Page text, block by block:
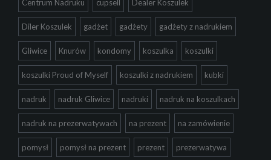
Centrum Nadruku cupsell Dealer Koszulek
Diler Koszulek gadżet gadżety gadżety z nadrukiem
Gliwice Knurów kondomy koszulka koszulki
koszulki Proud of Myself koszulki z nadrukiem kubki
nadruk nadruk Gliwice nadruki nadruk na koszulkach
nadruk na prezerwatywach na prezent na zamówienie
pomysł pomysł na prezent prezent prezerwatywa